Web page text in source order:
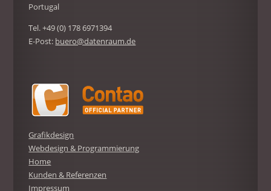
Portugal
Tel. +49 (0) 178 6971394
E-Post:buero@datenraum.de
Grafikdesign
Webdesign & Programmierung
Home
Kunden & Referenzen
Impressum